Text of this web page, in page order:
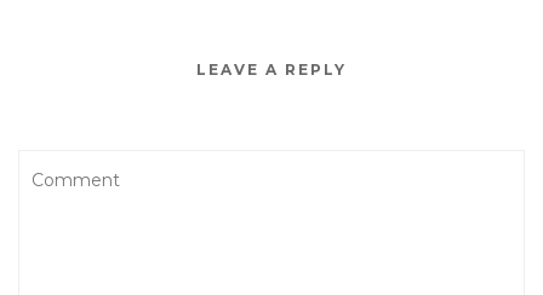
LEAVE A REPLY